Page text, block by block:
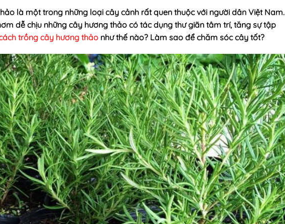
là một trong những loại cây cảnh rất quen thuộc với người dân Việt Nam.
dễ chịu những cây hương thảo có tác dụng thư giãn tâm trí, tăng sự tập
trồng cây hương thảo như thế nào? Làm sao để chăm sóc cây tốt?